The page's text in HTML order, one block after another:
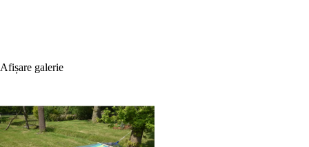
Afișare galerie